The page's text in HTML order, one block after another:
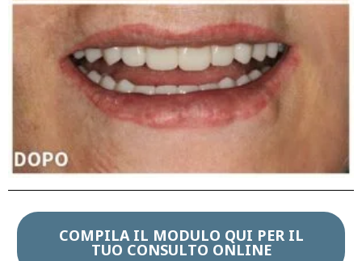
COMPILA IL MODULO QUI PER IL
TUO CONSULTO ONLINE